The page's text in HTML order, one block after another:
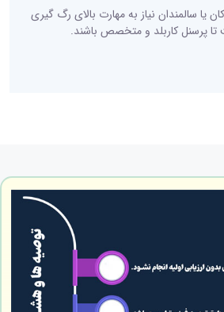
یا سالمندان نیاز به مهارت بالای رگ گیری
تا پرسنل کاربلد و متخصص باشند.